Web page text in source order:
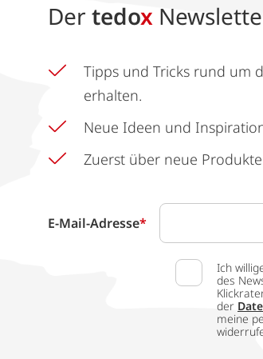
Der tedox
Tipps und Tricks rund um
erhalten.
Neue Ideen und
Zuerst über neue
E-Mail-Adresse*
Ich
des
der
meine